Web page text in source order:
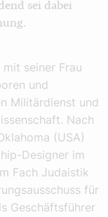
sei dabei
seiner Frau
und
Militärdienst und
Nach
(USA)
Designer im
Fach Judaistik
für
Geschäftsführer